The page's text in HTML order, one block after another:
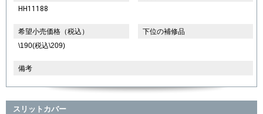
HH11188
希望小売価格（税込）
\190(税込\209)
下位の補修品
備考
スリットカバー